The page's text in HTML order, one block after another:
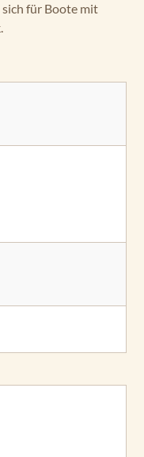
für Boote mit